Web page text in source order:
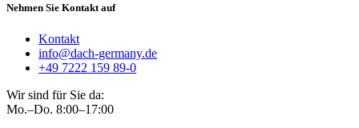
Nehmen Sie Kontakt auf
Kontakt
info@dach-germany.de
+49 7222 159 89-0
Wir sind für Sie da:
Mo.–Do. 8:00–17:00